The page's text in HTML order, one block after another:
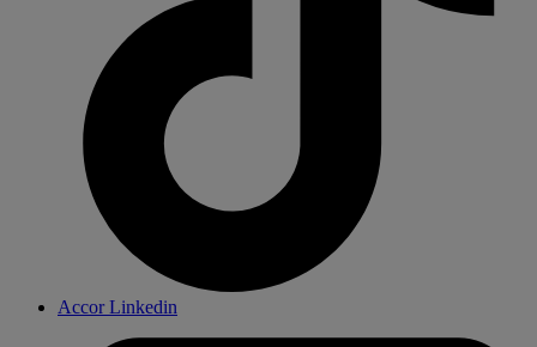
Accor Linkedin